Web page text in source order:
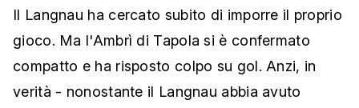
Il Langnau ha cercato subito di imporre il proprio
gioco. Ma l'Ambrì di Tapola si è confermato
compatto e ha risposto colpo su gol. Anzi, in
verità - nonostante il Langnau abbia avuto